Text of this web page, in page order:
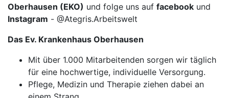
Oberhausen (EKO) und folge uns auf facebook und
Instagram - @Ategris.Arbeitswelt
Das Ev. Krankenhaus Oberhausen
Mit über 1.000 Mitarbeitenden sorgen wir täglich
für eine hochwertige, individuelle Versorgung.
Pflege, Medizin und Therapie ziehen dabei an